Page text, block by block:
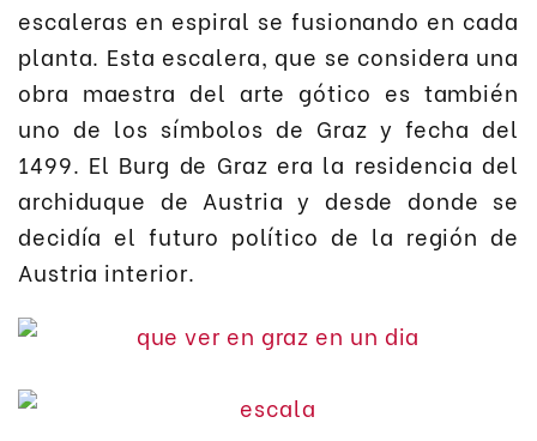
escaleras en espiral se fusionando en cada
planta. Esta escalera, que se considera una
obra maestra del arte gótico es también
uno de los símbolos de Graz y fecha del
1499. El Burg de Graz era la residencia del
archiduque de Austria y desde donde se
decidía el futuro político de la región de
Austria interior.